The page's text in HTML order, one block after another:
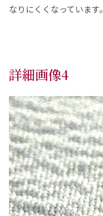
なりにくくなっています。
詳細画像4